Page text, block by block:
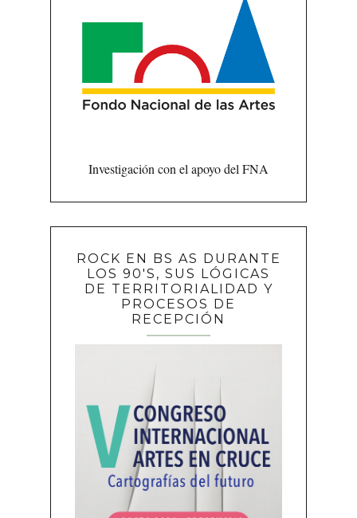
Investigación con el apoyo del FNA
ROCK EN BS AS DURANTE
LOS 90'S, SUS LÓGICAS
DE TERRITORIALIDAD Y
PROCESOS DE
RECEPCIÓN